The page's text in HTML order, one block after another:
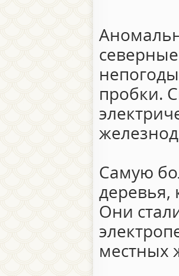
пробки.
Самую
деревья,
Они
местных